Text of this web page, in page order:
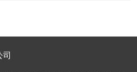
司